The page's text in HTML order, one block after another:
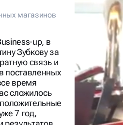
магазинов
up, в
Зубкову за
связь и
поставленных
время
сложилось
7 год,